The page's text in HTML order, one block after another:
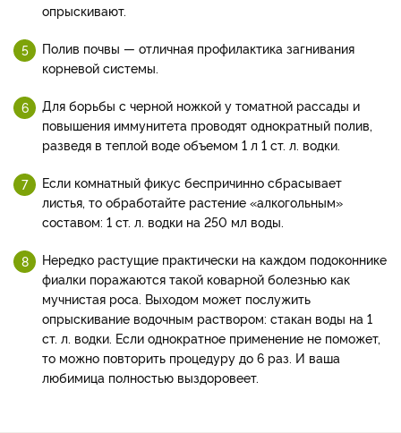
опрыскивают.
Полив почвы — отличная профилактика загнивания
корневой системы.
Для борьбы с черной ножкой у томатной рассады и
повышения иммунитета проводят однократный полив,
разведя в теплой воде объемом 1 л 1 ст. л. водки.
Если комнатный фикус беспричинно сбрасывает
листья, то обработайте растение «алкогольным»
составом: 1 ст. л. водки на 250 мл воды.
Нередко растущие практически на каждом подоконнике
фиалки поражаются такой коварной болезнью как
мучнистая роса. Выходом может послужить
опрыскивание водочным раствором: стакан воды на 1
ст. л. водки. Если однократное применение не поможет,
то можно повторить процедуру до 6 раз. И ваша
любимица полностью выздоровеет.